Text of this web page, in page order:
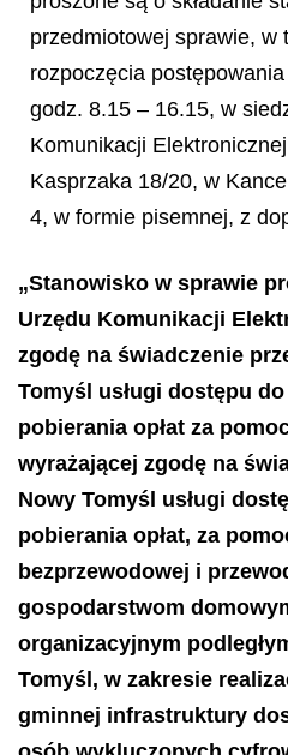
przedmiotowej sprawie, w
rozpoczęcia
godz. 8.15 – 16.15, w
Komunikacji
Kasprzaka 18/20, w
4, w formie pisemnej, z
„Stanowisko w sprawie
Urzędu Komunikacji
zgodę na świadczenie
Tomyśl usługi dostępu
pobierania opłat za
wyrażającej zgodę na
Nowy Tomyśl usługi
pobierania opłat, za
bezprzewodowej i
gospodarstwom
organizacyjnym
Tomyśl, w zakresie
gminnej infrastruktury